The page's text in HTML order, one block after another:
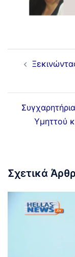
Υμηττού
Σχετικά